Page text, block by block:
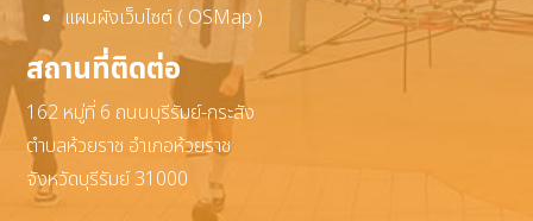
แผนผังเว็บไซต์ ( OSMap )
สถานที่ติดต่อ
162 หมู่ที่ 6 ถนนบุรีรัมย์-กระสัง
ตำบลห้วยราช อำเภอห้วยราช
จังหวัดบุรีรัมย์ 31000